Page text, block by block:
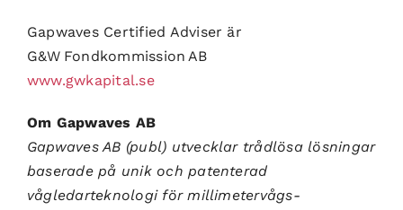
Gapwaves Certified Adviser är
G&W Fondkommission AB
www.gwkapital.se
Om Gapwaves AB
Gapwaves AB (publ) utvecklar trådlösa lösningar
baserade på unik och patenterad
vågledarteknologi för millimetervågs-